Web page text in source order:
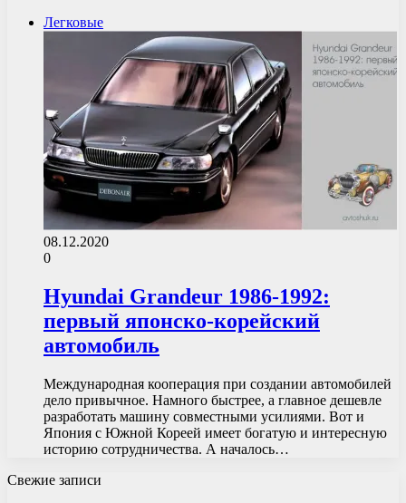
Легковые
08.12.2020
0
Hyundai Grandeur 1986-1992:
первый японско-корейский
автомобиль
Международная кооперация при создании автомобилей
дело привычное. Намного быстрее, а главное дешевле
разработать машину совместными усилиями. Вот и
Япония с Южной Кореей имеет богатую и интересную
историю сотрудничества. А началось…
Свежие записи